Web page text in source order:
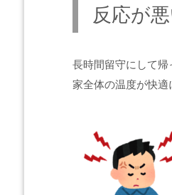
反応が
長時間留守にして帰
家全体の温度が快適